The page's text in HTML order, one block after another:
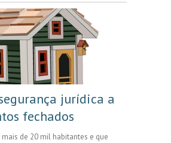
jurídica a
fechados
de 20 mil habitantes e que